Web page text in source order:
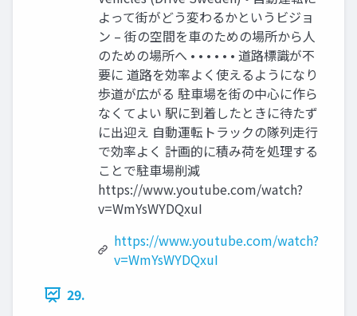
よって街がどう変わるかというビジョ
ン – 街の空間を車のための場所から人
のための場所へ • • • • • • 道路標識が不
要に 道路を効率よく使えるようになり
歩道が広がる 駐車場を街の中心に作ら
なくてよい 駅に到着したときに待たず
に出迎え 自動運転トラックの隊列走行
で効率よく 計画的に積み荷を処理する
ことで駐車場削減
https://www.youtube.com/watch?
v=WmYsWYDQxuI
https://www.youtube.com/watch?
v=WmYsWYDQxuI
29.